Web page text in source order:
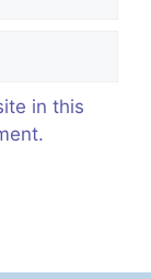
in this